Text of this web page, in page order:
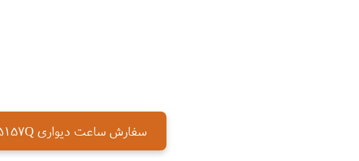
سفارش ساعت دیواری 5157Q